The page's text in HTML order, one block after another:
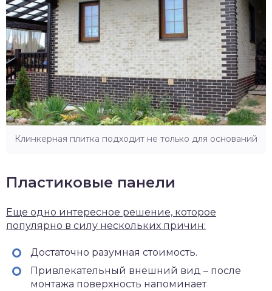
Клинкерная плитка подходит не только для оснований
Пластиковые панели
Еще одно интересное решение, которое
популярно в силу нескольких причин:
Достаточно разумная стоимость.
Привлекательный внешний вид – после
монтажа поверхность напоминает